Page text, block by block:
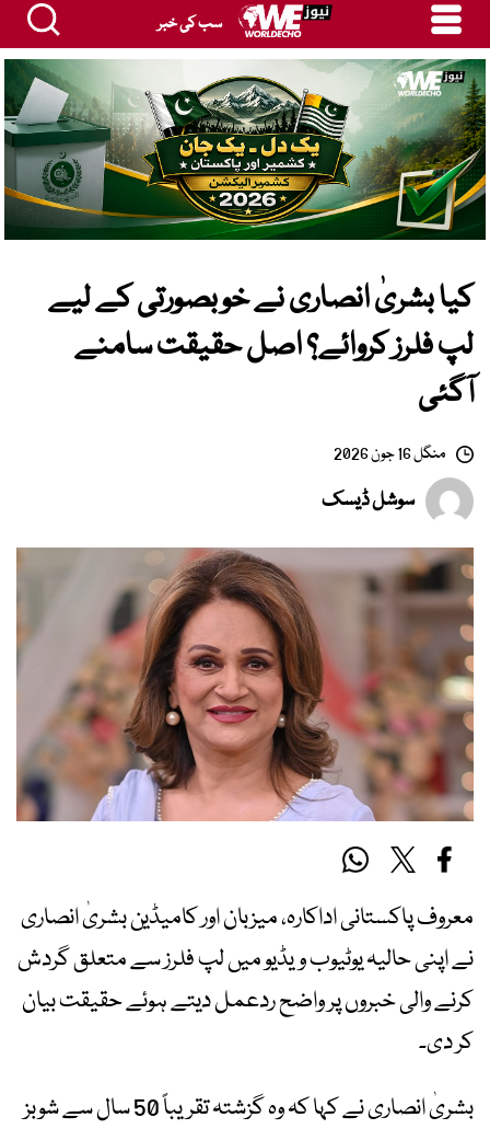
سب کی خبر
کیا بشریٰ انصاری نے خوبصورتی کے لیے
لپ فلرز کروائے؟ اصل حقیقت سامنے
آگئی
منگل 16 جون 2026
سوشل ڈیسک
معروف پاکستانی اداکارہ، میزبان اور کامیڈین بشریٰ انصاری
نے اپنی حالیہ یوٹیوب ویڈیو میں لپ فلرز سے متعلق گردش
کرنے والی خبروں پر واضح ردعمل دیتے ہوئے حقیقت بیان
کر دی۔
بشریٰ انصاری نے کہا کہ وہ گزشتہ تقریباً 50 سال سے شوبز